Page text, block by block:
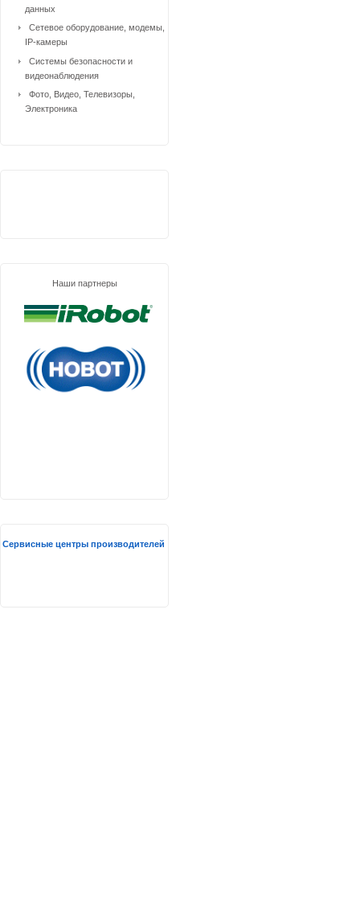
данных
Сетевое оборудование, модемы,
IP-камеры
Системы безопасности и
видеонаблюдения
Фото, Видео, Телевизоры,
Электроника
Наши партнеры
Сервисные центры производителей